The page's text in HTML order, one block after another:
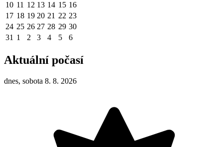
10 11 12 13 14 15 16
17 18 19 20 21 22 23
24 25 26 27 28 29 30
31 1 2 3 4 5 6
Aktuální počasí
dnes, sobota 8. 8. 2026